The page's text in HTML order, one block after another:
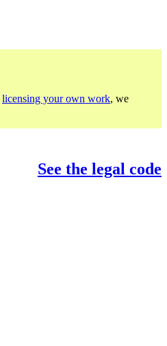
licensing your own work, we
See the legal code